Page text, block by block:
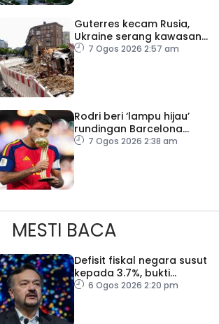
Guterres kecam Rusia,
Ukraine serang kawasan
awam7 Ogos 2026 2:57 am
Rodri beri ‘lampu hijau’
rundingan Barcelona
dengan Man City
7 Ogos 2026 2:38 am
MESTI BACA
Defisit fiskal negara susut
kepada 3.7%, bukti
keyakinan pelabur masih
6 Ogos 2026 2:20 pm